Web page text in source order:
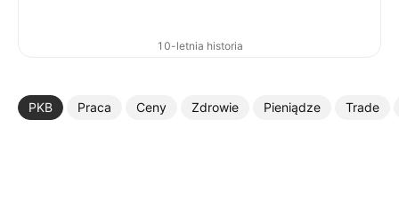
10-letnia historia
PKB Praca Ceny Zdrowie Pieniądze Trade
Więcej